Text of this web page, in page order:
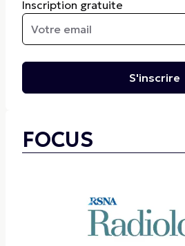
Inscription gratuite
S'inscrire
FOCUS